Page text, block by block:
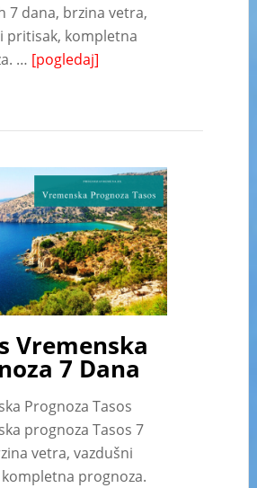
7 dana, brzina vetra,
pritisak, kompletna
… [pogledaj]
Vremenska
7 Dana
Prognoza Tasos
prognoza Tasos 7
vetra, vazdušni
prognoza.